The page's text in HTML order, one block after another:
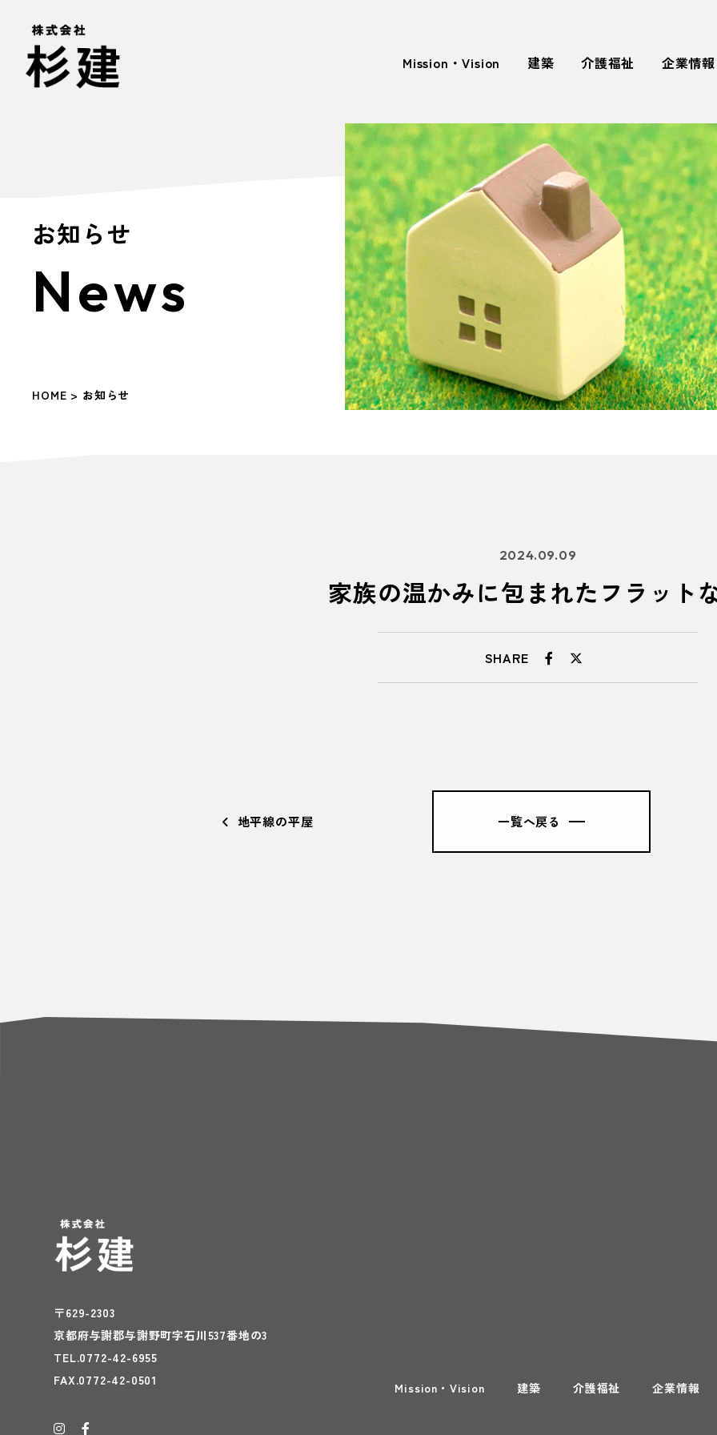
Mission・Vision 建築 介護福祉 企業情報
お知らせ
News
HOME > お知らせ
2024.09.09
家族の温かみに包まれたフラット
SHARE
地平線の平屋 一覧へ戻る
〒629-2303
京都府与謝郡与謝野町字石川537番地の3
TEL.0772-42-6955
FAX.0772-42-0501
Mission・Vision 建築 介護福祉 企業情報